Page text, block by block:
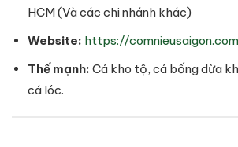
HCM (Và các chi nhánh khác)
Website: https://
Thế mạnh: Cá kho tộ, cá bống dừa
cá lóc.